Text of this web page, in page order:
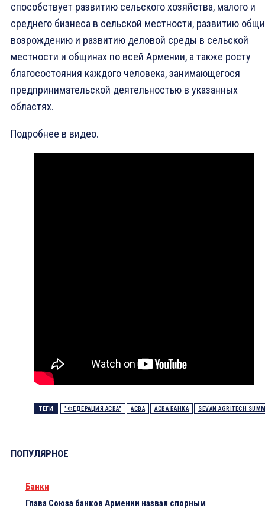
способствует развитию сельского хозяйства, малого и
среднего бизнеса в сельской местности, развитию
возрождению и развитию деловой среды в сельской
местности и общинах по всей Армении, а также росту
благосостояния каждого человека, занимающегося
предпринимательской деятельностью в указанных
областях.
Подробнее в видео.
ТЕГИ "ФЕДЕРАЦИЯ ACBA" ACBA ACBA БАНКА SEVAN AGRITECH
ПОПУЛЯРНОЕ
Банки
Глава Союза банков Армении назвал спорным